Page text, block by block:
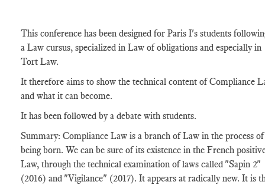
This conference has been designed for Paris I's students
a Law cursus, specialized in Law of obligations and especially in
Tort Law.
It therefore aims to show the technical content of Compliance
and what it can become.
It has been followed by a debate with students.
Summary: Compliance Law is a branch of Law in the process of
being born. We can be sure of its existence in the French
Law, through the technical examination of laws called "Sapin 2"
(2016) and "Vigilance" (2017). It appears at radically new. It is